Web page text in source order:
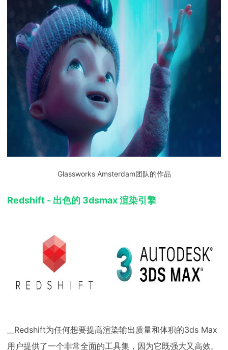
Glassworks Amsterdam团队的作品
Redshift - 出色的 3dsmax 渲染引擎
__Redshift为任何想要提高渲染输出质量和体积的3ds Max
用户提供了一个非常全面的工具集，因为它既强大又高效。